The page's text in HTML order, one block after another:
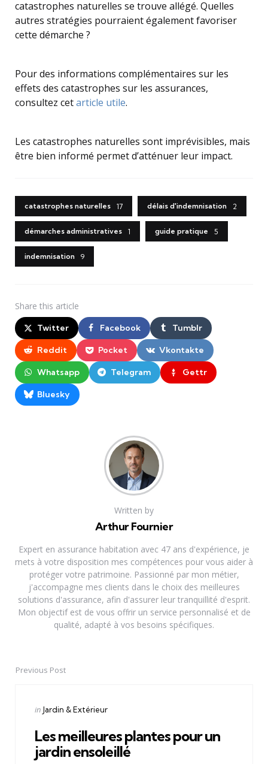
catastrophes naturelles se trouve allégé. Quelles
autres stratégies pourraient également favoriser
cette démarche ?
Pour des informations complémentaires sur les
effets des catastrophes sur les assurances,
consultez cetarticle utile.
Les catastrophes naturelles sont imprévisibles, mais
être bien informé permet d’atténuer leur impact.
catastrophes naturelles 17 délais d'indemnisation 2
démarches administratives 1 guide pratique 5
indemnisation 9
Share this article
Twitter Facebook Tumblr
Reddit Pocket Vkontakte
Whatsapp Telegram Gettr
Bluesky
Written by
Arthur Fournier
Expert en assurance habitation avec 47 ans d'expérience, je
mets à votre disposition mes compétences pour vous aider à
protéger votre patrimoine. Passionné par mon métier,
j'accompagne mes clients dans le choix des meilleures
solutions d'assurance, afin d'assurer leur tranquillité d'esprit.
Mon objectif est de vous offrir un service personnalisé et de
qualité, adapté à vos besoins spécifiques.
PostPrevious Post
Posted
in Jardin & Extérieur
Les meilleures plantes pour un
jardin ensoleillé